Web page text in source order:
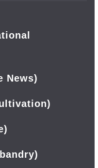
News)